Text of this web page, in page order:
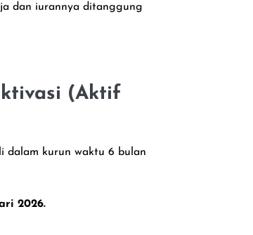
dan iurannya ditanggung
(Aktif
dalam kurun waktu 6 bulan
2026.